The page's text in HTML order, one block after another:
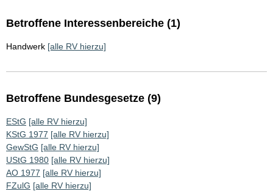
Betroffene Interessenbereiche (1)
Handwerk [alle RV hierzu]
Betroffene Bundesgesetze (9)
EStG [alle RV hierzu]
KStG 1977 [alle RV hierzu]
GewStG [alle RV hierzu]
UStG 1980 [alle RV hierzu]
AO 1977 [alle RV hierzu]
FZulG [alle RV hierzu]